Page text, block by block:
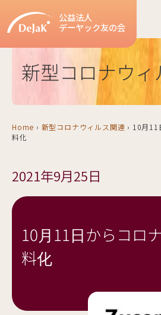
公益法人
デーヤック友の会
新型コロナウ
Home › 新型コロナウィルス関連 › 10月11
料化
2021年9月25日
10月11日からコロ
料化